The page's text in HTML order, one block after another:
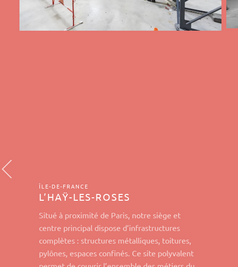
ÎLE-DE-FRANCE
L’HAŸ-LES-ROSES
Situé à proximité de Paris, notre siège et
centre principal dispose d’infrastructures
complètes : structures métalliques, toitures,
pylônes, espaces confinés. Ce site polyvalent